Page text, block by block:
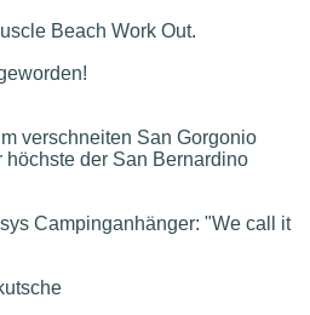
Beach Work Out.
verschneiten San Gorgonio
höchste der San Bernardino
Campinganhänger: "We call it